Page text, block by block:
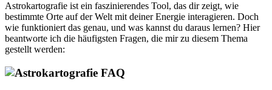
Astrokartografie ist ein faszinierendes Tool, das dir zeigt, wie
bestimmte Orte auf der Welt mit deiner Energie interagieren. Doch
wie funktioniert das genau, und was kannst du daraus lernen? Hier
beantworte ich die häufigsten Fragen, die mir zu diesem Thema
gestellt werden: